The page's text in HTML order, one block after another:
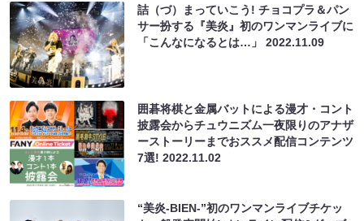
詰（づ）まっていこう! チョコプラ＆パン
サー扮する『美炎』初のワンマンライブに
「こんなになるとは…」2022.11.09
囲碁将棋と⾦属バットによる漫才・コント
披露会からチュウニズム⼀夜限りのアナザ
ーストーリーまでおススメ配信コンテンツ
7選!2022.11.02
“美炎-BIEN-”初のワンマンライブチケッ